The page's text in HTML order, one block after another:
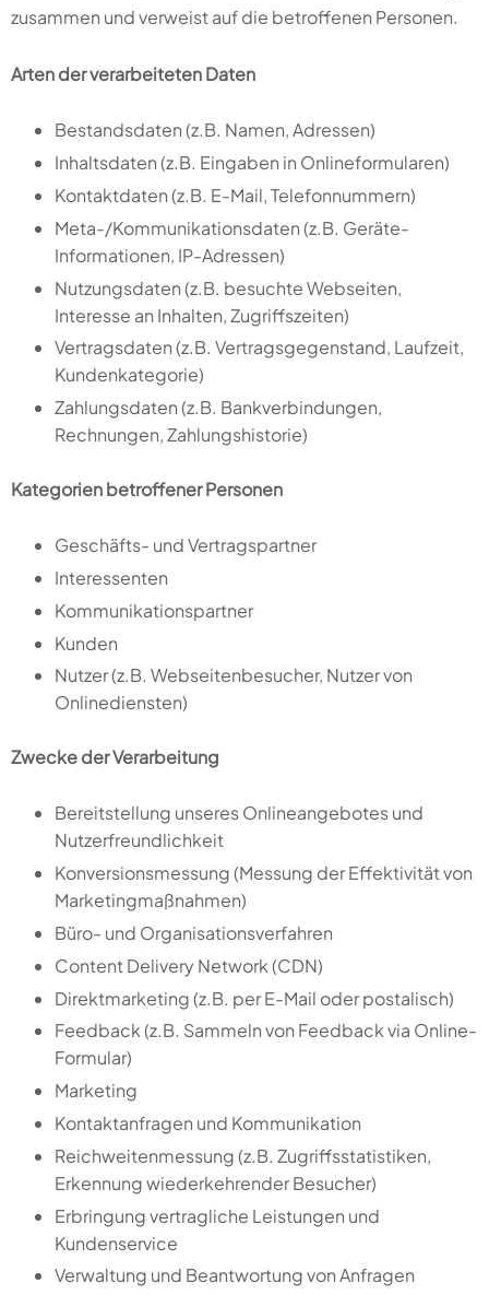
zusammen und verweist auf die betroffenen Personen.
Arten der verarbeiteten Daten
Bestandsdaten (z.B. Namen, Adressen)
Inhaltsdaten (z.B. Eingaben in Onlineformularen)
Kontaktdaten (z.B. E-Mail, Telefonnummern)
Meta-/Kommunikationsdaten (z.B. Geräte-
Informationen, IP-Adressen)
Nutzungsdaten (z.B. besuchte Webseiten,
Interesse an Inhalten, Zugriffszeiten)
Vertragsdaten (z.B. Vertragsgegenstand, Laufzeit,
Kundenkategorie)
Zahlungsdaten (z.B. Bankverbindungen,
Rechnungen, Zahlungshistorie)
Kategorien betroffener Personen
Geschäfts- und Vertragspartner
Interessenten
Kommunikationspartner
Kunden
Nutzer (z.B. Webseitenbesucher, Nutzer von
Onlinediensten)
Zwecke der Verarbeitung
Bereitstellung unseres Onlineangebotes und
Nutzerfreundlichkeit
Konversionsmessung (Messung der Effektivität von
Marketingmaßnahmen)
Büro- und Organisationsverfahren
Content Delivery Network (CDN)
Direktmarketing (z.B. per E-Mail oder postalisch)
Feedback (z.B. Sammeln von Feedback via Online-
Formular)
Marketing
Kontaktanfragen und Kommunikation
Reichweitenmessung (z.B. Zugriffsstatistiken,
Erkennung wiederkehrender Besucher)
Erbringung vertragliche Leistungen und
Kundenservice
Verwaltung und Beantwortung von Anfragen